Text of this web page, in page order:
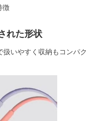
徴
れた形状
いやすく収納もコンパク